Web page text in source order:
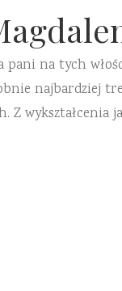
pani na tych
najbardziej
Z wykształcenia